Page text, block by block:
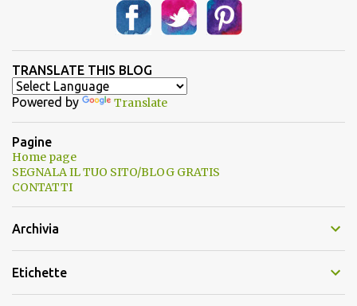
TRANSLATE THIS BLOG
Powered by Translate
Pagine
Home page
SEGNALA IL TUO SITO/BLOG GRATIS
CONTATTI
Archivia
Etichette